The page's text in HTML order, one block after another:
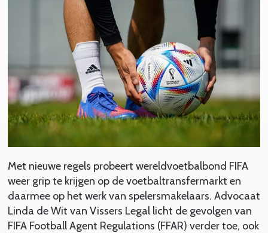
Met nieuwe regels probeert wereldvoetbalbond FIFA
weer grip te krijgen op de voetbaltransfermarkt en
daarmee op het werk van spelersmakelaars. Advocaat
Linda de Wit van Vissers Legal licht de gevolgen van
FIFA Football Agent Regulations (FFAR) verder toe, ook